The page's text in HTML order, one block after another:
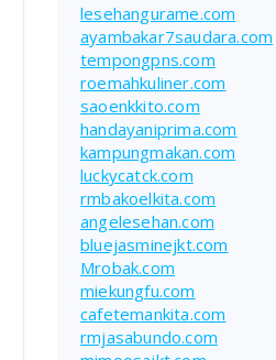
lesehangurame.com
ayambakar7saudara.com
tempongpns.com
roemahkuliner.com
saoenkkito.com
handayaniprima.com
kampungmakan.com
luckycatck.com
rmbakoelkita.com
angelesehan.com
bluejasminejkt.com
Mrobak.com
miekungfu.com
cafetemankita.com
rmjasabundo.com